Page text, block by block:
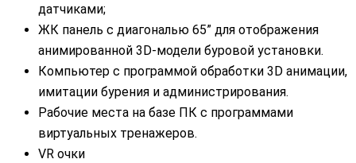
датчиками;
ЖК панель с диагональю 65” для отображения
анимированной 3D-модели буровой установки.
Компьютер с программой обработки 3D анимации,
имитации бурения и администрирования.
Рабочие места на базе ПК с программами
виртуальных тренажеров.
VR очки